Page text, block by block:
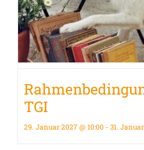
TGI
29. Januar 2027 @ 10:00 - 31.